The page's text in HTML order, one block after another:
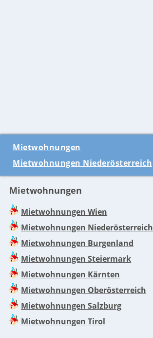
Mietwohnungen
Mietwohnungen Niederösterreich
Mietwohnungen
Mietwohnungen Wien
Mietwohnungen Niederösterreich
Mietwohnungen Burgenland
Mietwohnungen Steiermark
Mietwohnungen Kärnten
Mietwohnungen Oberösterreich
Mietwohnungen Salzburg
Mietwohnungen Tirol